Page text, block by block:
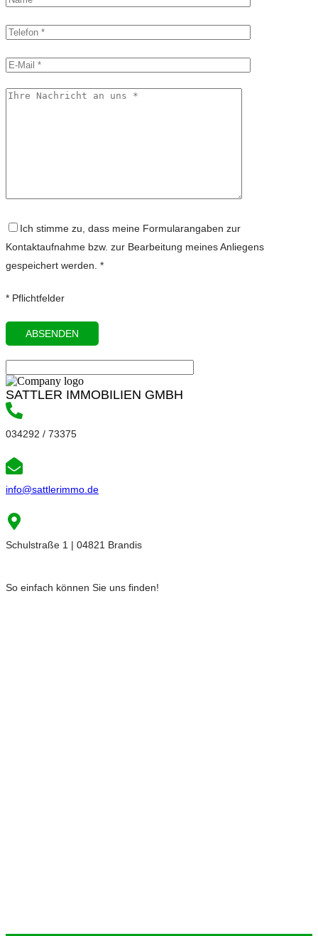
Ich stimme zu, dass meine Formularangaben zur
Kontaktaufnahme bzw. zur Bearbeitung meines Anliegens
gespeichert werden. *
* Pflichtfelder
SATTLER IMMOBILIEN GMBH
034292 / 73375
info@sattlerimmo.de
Schulstraße 1 | 04821 Brandis
So einfach können Sie uns finden!